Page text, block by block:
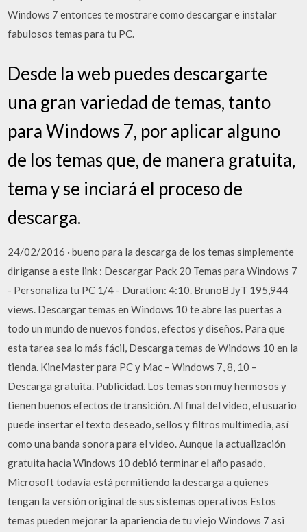
Windows 7 entonces te mostrare como descargar e instalar
fabulosos temas para tu PC.
Desde la web puedes descargarte
una gran variedad de temas, tanto
para Windows 7, por aplicar alguno
de los temas que, de manera gratuita,
tema y se inciará el proceso de
descarga.
24/02/2016 · bueno para la descarga de los temas simplemente
diriganse a este link : Descargar Pack 20 Temas para Windows 7
- Personaliza tu PC 1/4 - Duration: 4:10. BrunoB JyT 195,944
views. Descargar temas en Windows 10 te abre las puertas a
todo un mundo de nuevos fondos, efectos y diseños. Para que
esta tarea sea lo más fácil, Descarga temas de Windows 10 en la
tienda. KineMaster para PC y Mac – Windows 7, 8, 10 –
Descarga gratuita. Publicidad. Los temas son muy hermosos y
tienen buenos efectos de transición. Al final del video, el usuario
puede insertar el texto deseado, sellos y filtros multimedia, así
como una banda sonora para el video. Aunque la actualización
gratuita hacia Windows 10 debió terminar el año pasado,
Microsoft todavía está permitiendo la descarga a quienes
tengan la versión original de sus sistemas operativos Estos
temas pueden mejorar la apariencia de tu viejo Windows 7 asi